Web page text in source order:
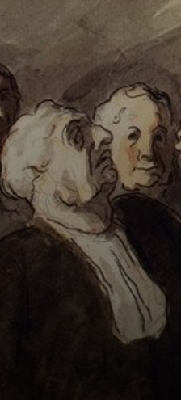
¡zas!,
pudo
Quedó
Salón.
un
pintar.